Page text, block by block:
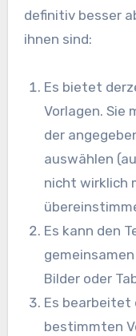
definitiv besser
ihnen sind:
Es bietet
Vorlagen. Sie
der
auswählen
nicht wirklich
Es kann den
Bilder oder
Es bearbeitet
bestimmten